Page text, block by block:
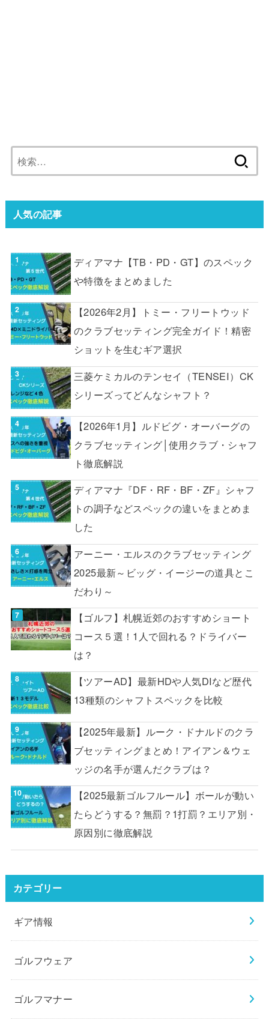
索:
人気の記事
ディアマナ【TB・PD・GT】のスペック
や特徴をまとめました
【2026年2月】トミー・フリートウッド
のクラブセッティング完全ガイド！精密
ショットを生むギア選択
三菱ケミカルのテンセイ（TENSEI）CK
シリーズってどんなシャフト？
【2026年1月】ルドビグ・オーバーグの
クラブセッティング│使用クラブ・シャフ
ト徹底解説
ディアマナ『DF・RF・BF・ZF』シャフ
トの調子などスペックの違いをまとめま
した
アーニー・エルスのクラブセッティング
2025最新～ビッグ・イージーの道具とこ
だわり～
【ゴルフ】札幌近郊のおすすめショート
コース５選！1人で回れる？ドライバー
は？
【ツアーAD】最新HDや人気DIなど歴代
13種類のシャフトスペックを比較
【2025年最新】ルーク・ドナルドのクラ
ブセッティングまとめ！アイアン＆ウェ
ッジの名手が選んだクラブは？
【2025最新ゴルフルール】ボールが動い
たらどうする？無罰？1打罰？エリア別・
原因別に徹底解説
カテゴリー
ギア情報
ゴルフウェア
ゴルフマナー